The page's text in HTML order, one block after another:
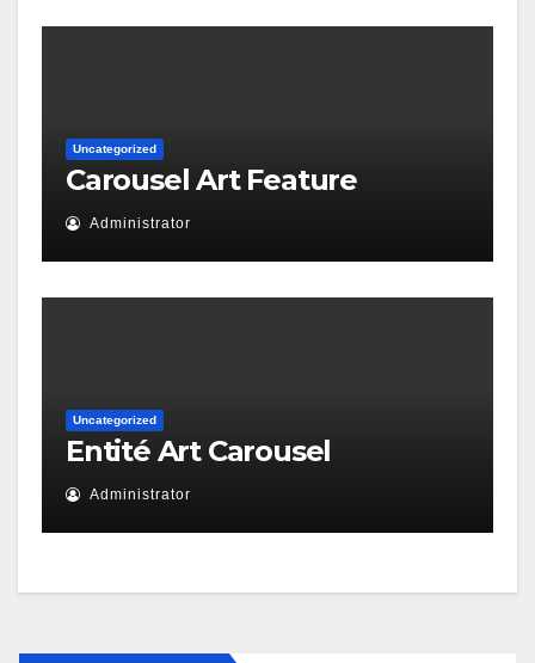
Uncategorized
Carousel Art Feature
Administrator
Uncategorized
Entité Art Carousel
Administrator